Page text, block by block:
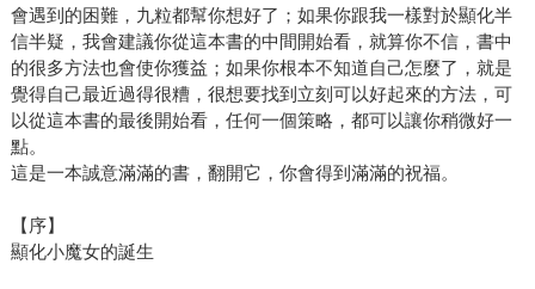
會遇到的困難，九粒都幫你想好了；如果你跟我一樣對於顯化半
信半疑，我會建議你從這本書的中間開始看，就算你不信，書中
的很多方法也會使你獲益；如果你根本不知道自己怎麼了，就是
覺得自己最近過得很糟，很想要找到立刻可以好起來的方法，可
以從這本書的最後開始看，任何一個策略，都可以讓你稍微好一
點。
這是一本誠意滿滿的書，翻開它，你會得到滿滿的祝福。
【序】
顯化小魔女的誕生